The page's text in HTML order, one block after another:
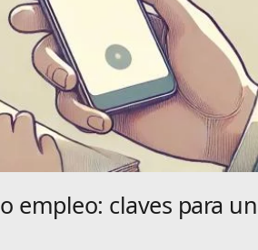
empleo: claves para